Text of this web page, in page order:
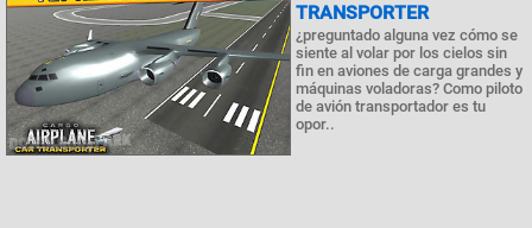
TRANSPORTER
¿preguntado alguna vez cómo se
siente al volar por los cielos sin
fin en aviones de carga grandes y
máquinas voladoras? Como piloto
de avión transportador es tu
opor..